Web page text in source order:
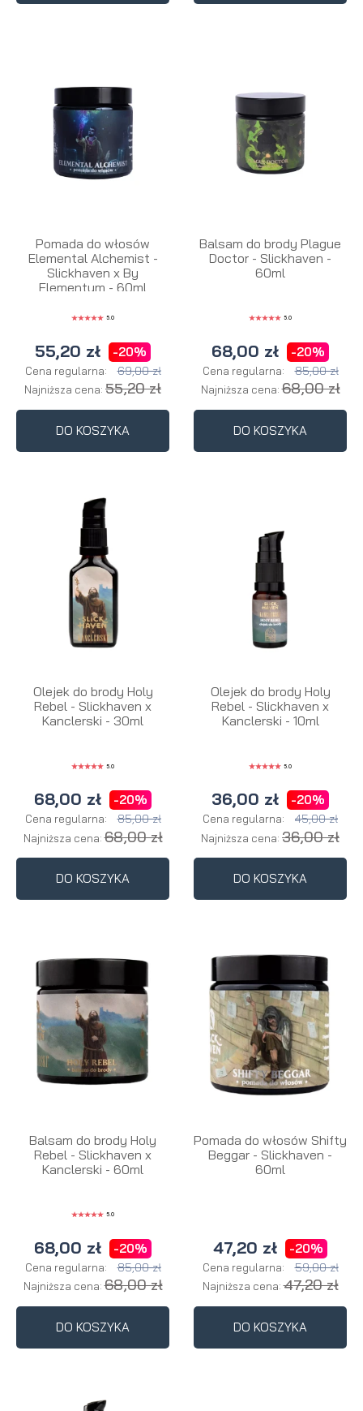
Pomada do włosów
Elemental Alchemist -
Slickhaven x By
Elementum - 60ml
5.0
55,20 zł -20%
Cena regularna: 69,00 zł
Najniższa cena: 55,20 zł
DO KOSZYKA
Balsam do brody Plague
Doctor - Slickhaven -
60ml
5.0
68,00 zł -20%
Cena regularna: 85,00 zł
Najniższa cena:68,00 zł
DO KOSZYKA
Olejek do brody Holy
Rebel - Slickhaven x
Kanclerski - 30ml
5.0
68,00 zł -20%
Cena regularna: 85,00 zł
Najniższa cena:68,00 zł
DO KOSZYKA
Olejek do brody Holy
Rebel - Slickhaven x
Kanclerski - 10ml
5.0
36,00 zł -20%
Cena regularna: 45,00 zł
Najniższa cena: 36,00 zł
DO KOSZYKA
Balsam do brody Holy
Rebel - Slickhaven x
Kanclerski - 60ml
5.0
68,00 zł -20%
Cena regularna: 85,00 zł
Najniższa cena:68,00 zł
DO KOSZYKA
Pomada do włosów Shifty
Beggar - Slickhaven -
60ml
47,20 zł -20%
Cena regularna: 59,00 zł
Najniższa cena:47,20 zł
DO KOSZYKA